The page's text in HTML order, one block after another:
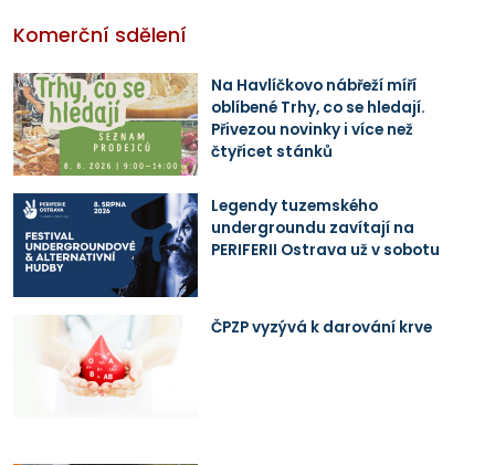
Komerční sdělení
Na Havlíčkovo nábřeží míří
oblíbené Trhy, co se hledají.
Přivezou novinky i více než
čtyřicet stánků
Legendy tuzemského
undergroundu zavítají na
PERIFERII Ostrava už v sobotu
ČPZP vyzývá k darování krve